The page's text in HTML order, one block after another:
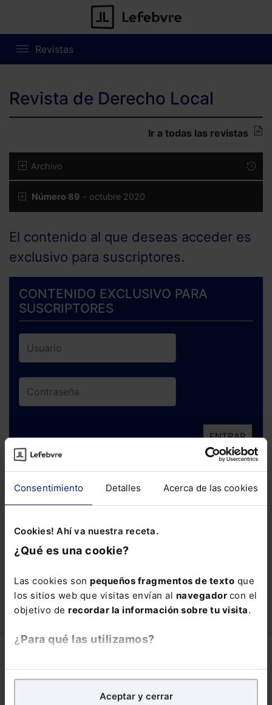
Consentimiento Detalles Acerca de las cookies
Cookies! Ahí va nuestra receta.
¿Qué es una cookie?
Las cookies son pequeños fragmentos de texto que
los sitios web que visitas envían al navegador con el
objetivo de recordar la información sobre tu visita.
¿Para qué las utilizamos?
analíticospara tratar demejorar tu experienciaen
nuestra página web. También con fines publicitarios,
Aceptar y cerrar
Revistas
Revista de Derecho Local
Ir a todas las revistas
Archivo
Número 89 - octubre 2020
El contenido al que deseas acceder es
exclusivo para suscriptores.
CONTENIDO EXCLUSIVO PARA
SUSCRIPTORES
ENTRAR
¿Has olvidado tu contraseña?
Si todavía no te has suscrito, no pierdas
está oportunidad y adquiere tu acceso
con un25% de descuento
COMPRAR
Lefebvre